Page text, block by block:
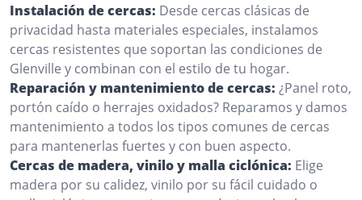
Instalación de cercas: Desde cercas clásicas de
privacidad hasta materiales especiales, instalamos
cercas resistentes que soportan las condiciones de
Glenville y combinan con el estilo de tu hogar.
Reparación y mantenimiento de cercas: ¿Panel roto,
portón caído o herrajes oxidados? Reparamos y damos
mantenimiento a todos los tipos comunes de cercas
para mantenerlas fuertes y con buen aspecto.
Cercas de madera, vinilo y malla ciclónica: Elige
madera por su calidez, vinilo por su fácil cuidado o